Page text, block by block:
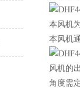
本风机
本风机
风机的
角度需